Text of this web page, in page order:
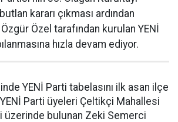
kararı çıkması ardından
Özel tarafından kurulan YENİ
hızla devam ediyor.
YENİ Parti tabelasını ilk asan ilçe
Parti üyeleri Çeltikçi Mahallesi
üzerinde bulunan Zeki Semerci